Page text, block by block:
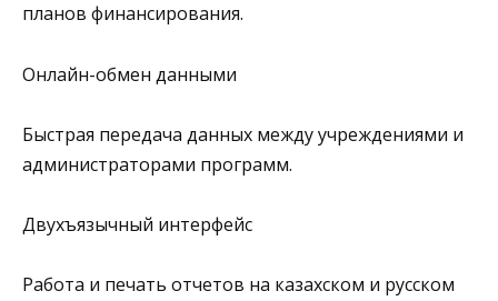
планов финансирования.
Онлайн-обмен данными
Быстрая передача данных между учреждениями и
администраторами программ.
Двухъязычный интерфейс
Работа и печать отчетов на казахском и русском